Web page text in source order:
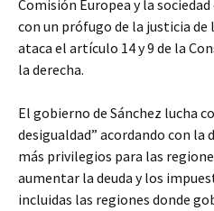
Comisión Europea y la
con un prófugo de la justicia de
ataca el artículo 14 y 9 de la
la derecha.
El gobierno de Sánchez lucha
desigualdad” acordando con la
más privilegios para las
aumentar la deuda y los
incluidas las regiones donde